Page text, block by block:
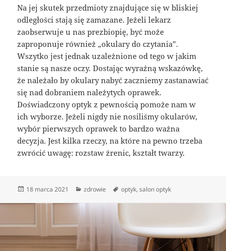
Na jej skutek przedmioty znajdujące się w bliskiej
odległości stają się zamazane. Jeżeli lekarz
zaobserwuje u nas prezbiopię, być może
zaproponuje również „okulary do czytania”.
Wszytko jest jednak uzależnione od tego w jakim
stanie są nasze oczy. Dostając wyraźną wskazówkę,
że należało by okulary nabyć zaczniemy zastanawiać
się nad dobraniem należytych oprawek.
Doświadczony optyk z pewnością pomoże nam w
ich wyborze. Jeżeli nigdy nie nosiliśmy okularów,
wybór pierwszych oprawek to bardzo ważna
decyzja. Jest kilka rzeczy, na które na pewno trzeba
zwrócić uwagę: rozstaw źrenic, kształt twarzy.
Data
18 marca 2021 Kategorie
zdrowie Tagi
optyk,salon optyk